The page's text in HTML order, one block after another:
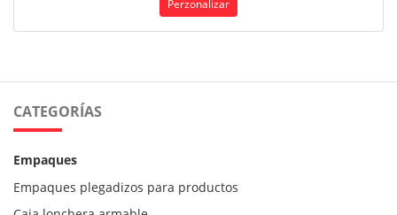
Perzonalizar
CATEGORÍAS
Empaques
Empaques plegadizos para productos